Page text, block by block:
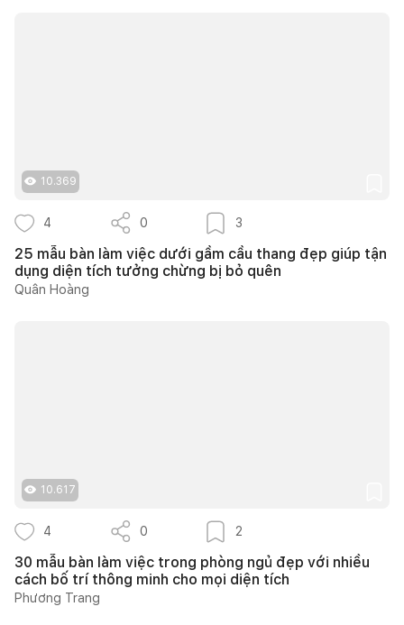
10.369
4 0 3
25 mẫu bàn làm việc dưới gầm cầu thang đẹp giúp tận
dụng diện tích tưởng chừng bị bỏ quên
Quân Hoàng
10.617
4 0 2
30 mẫu bàn làm việc trong phòng ngủ đẹp với nhiều
cách bố trí thông minh cho mọi diện tích
Phương Trang